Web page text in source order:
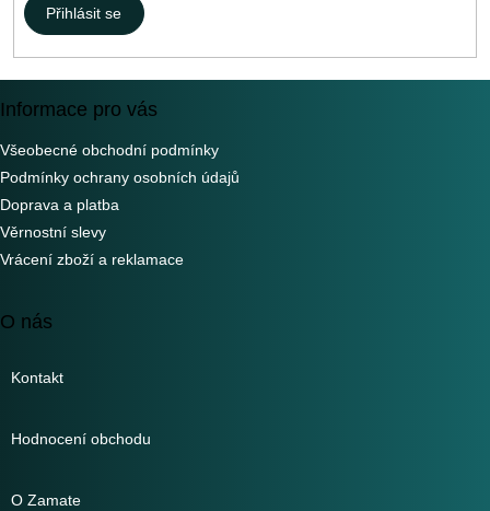
Přihlásit se
Informace pro vás
Všeobecné obchodní podmínky
Podmínky ochrany osobních údajů
Doprava a platba
Věrnostní slevy
Vrácení zboží a reklamace
O nás
Kontakt
Hodnocení obchodu
O Zamate